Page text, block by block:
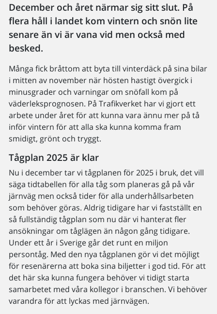
December och året närmar sig sitt slut. På
flera håll i landet kom vintern och snön lite
senare än vi är vana vid men också med
besked.
Många fick bråttom att byta till vinterdäck på sina bilar
i mitten av november när hösten hastigt övergick i
minusgrader och varningar om snöfall kom på
väderleksprognosen. På Trafikverket har vi gjort ett
arbete under året för att kunna vara ännu mer på tå
inför vintern för att alla ska kunna komma fram
smidigt, grönt och tryggt.
Tågplan 2025 är klar
Nu i december tar vi tågplanen för 2025 i bruk, det vill
säga tidtabellen för alla tåg som planeras gå på vår
järnväg men också tider för alla underhållsarbeten
som behöver göras. Aldrig tidigare har vi fastställt en
så fullständig tågplan som nu där vi hanterat fler
ansökningar om tåglägen än någon gång tidigare.
Under ett år i Sverige går det runt en miljon
persontåg. Med den nya tågplanen gör vi det möjligt
för resenärerna att boka sina biljetter i god tid. För att
det här ska kunna fungera behöver vi tidigt starta
samarbetet med våra kollegor i branschen. Vi behöver
varandra för att lyckas med järnvägen.